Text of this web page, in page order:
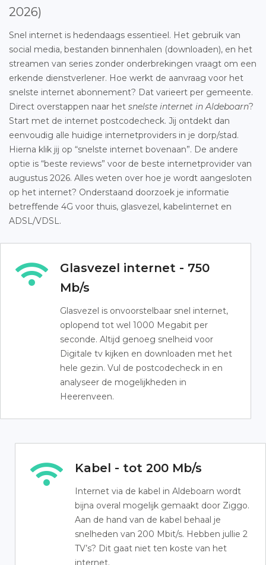
2026)
Snel internet is hedendaags essentieel. Het gebruik van
social media, bestanden binnenhalen (downloaden), en het
streamen van series zonder onderbrekingen vraagt om een
erkende dienstverlener. Hoe werkt de aanvraag voor het
snelste internet abonnement? Dat varieert per gemeente.
Direct overstappen naar het snelste internet in Aldeboarn?
Start met de internet postcodecheck. Jij ontdekt dan
eenvoudig alle huidige internetproviders in je dorp/stad.
Hierna klik jij op “snelste internet bovenaan”. De andere
optie is “beste reviews” voor de beste internetprovider van
augustus 2026. Alles weten over hoe je wordt aangesloten
op het internet? Onderstaand doorzoek je informatie
betreffende 4G voor thuis, glasvezel, kabelinternet en
ADSL/VDSL.
Glasvezel internet - 750
Mb/s
Glasvezel is onvoorstelbaar snel internet,
oplopend tot wel 1000 Megabit per
seconde. Altijd genoeg snelheid voor
Digitale tv kijken en downloaden met het
hele gezin. Vul de postcodecheck in en
analyseer de mogelijkheden in
Heerenveen.
Kabel - tot 200 Mb/s
Internet via de kabel in Aldeboarn wordt
bijna overal mogelijk gemaakt door Ziggo.
Aan de hand van de kabel behaal je
snelheden van 200 Mbit/s. Hebben jullie 2
TV’s? Dit gaat niet ten koste van het
internet.